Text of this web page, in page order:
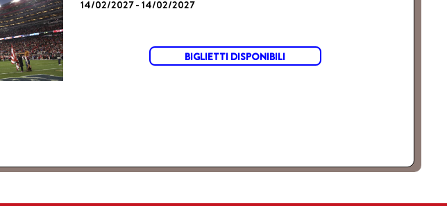
14/02/2027 - 14/02/2027
BIGLIETTI DISPONIBILI